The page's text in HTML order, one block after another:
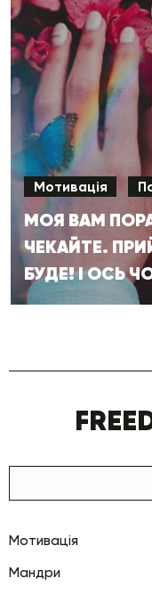
Мотивація
МОЯ ВАМ
ЧЕКАЙТЕ.
БУДЕ! І ОСЬ
Мотивація
Мандри